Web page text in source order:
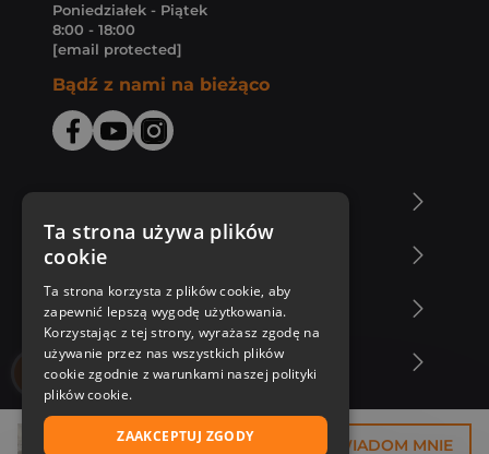
37,43 zł POWIADOM MNIE
Poniedziałek - Piątek
8:00 - 18:00
[email protected]
Bądź z nami na bieżąco
Zakupy u nas
Nasza oferta
Nasi autorzy
Ta strona używa plików
cookie
Ta strona korzysta z plików cookie, aby
zapewnić lepszą wygodę użytkowania.
Korzystając z tej strony, wyrażasz zgodę na
używanie przez nas wszystkich plików
cookie zgodnie z warunkami naszej polityki
plików cookie.
ZAAKCEPTUJ ZGODY